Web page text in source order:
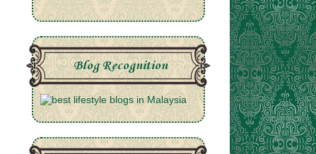
Blog Recognition